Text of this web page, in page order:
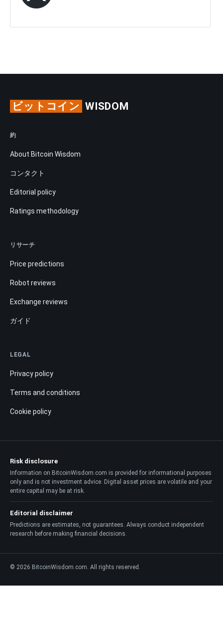
ビットコイン WISDOM
約
About Bitcoin Wisdom
コンタクト
Editorial policy
Ratings methodology
リサーチ
Price predictions
Robot reviews
Exchange reviews
ガイド
LEGAL
Privacy policy
Terms and conditions
Cookie policy
Risk disclosure
Information on BitcoinWisdom.com is provided for informational purposes
only and is not investment advice. Digital asset prices are volatile and your
entire capital may be at risk.
Editorial disclaimer
Predictions are estimates, not guarantees. Always conduct independent
research before making financial decisions.
© 2026 BitcoinWisdom.com. All rights reserved.